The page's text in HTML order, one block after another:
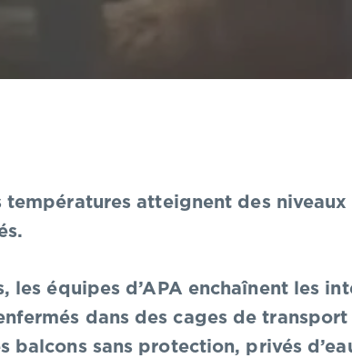
températures atteignent des niveaux
les équipes d’APA enchaînent les
dans des cages de
balcons sans protection, privés